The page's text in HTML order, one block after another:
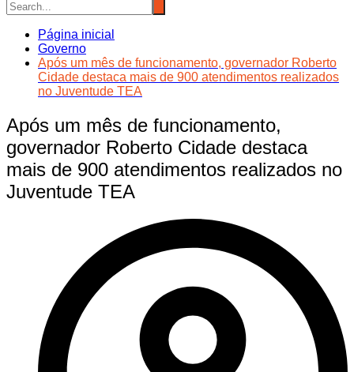
Página inicial
Governo
Após um mês de funcionamento, governador Roberto
Cidade destaca mais de 900 atendimentos realizados
no Juventude TEA
Após um mês de funcionamento,
governador Roberto Cidade destaca
mais de 900 atendimentos realizados no
Juventude TEA